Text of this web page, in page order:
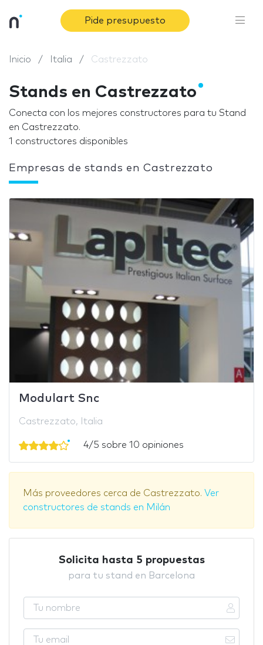
Pide presupuesto
Inicio Italia Castrezzato
Stands en Castrezzato
Conecta con los mejores constructores para tu Stand
en Castrezzato.
1 constructores disponibles
Empresas de stands en Castrezzato
Modulart Snc
Castrezzato, Italia
4/5 sobre 10 opiniones
Más proveedores cerca de Castrezzato. Ver
constructores de stands en Milán
Solicita hasta 5 propuestas
para tu stand en Barcelona